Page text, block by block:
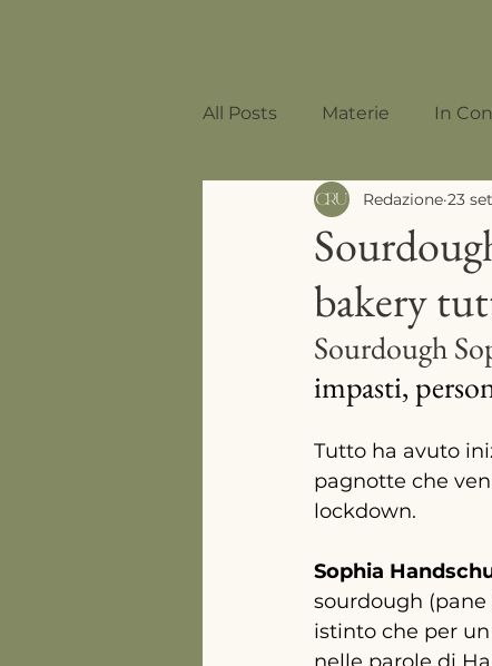
All Posts Materie In
Mixology
bakery
Redazione 23
Sourdough
impasti,
Tutto ha avuto
pagnotte che
lockdown.
Sophia
sourdough
istinto che per